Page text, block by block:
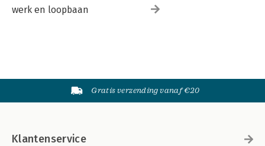
werk en loopbaan
Gratis verzending vanaf €20
Klantenservice